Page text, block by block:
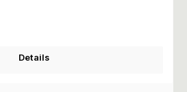
Details